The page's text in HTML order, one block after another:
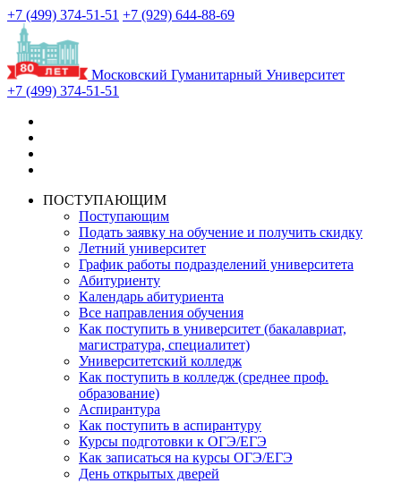
+7 (499) 374-51-51 +7 (929) 644-88-69
Московский Гуманитарный Университет
+7 (499) 374-51-51
ПОСТУПАЮЩИМ
Поступающим
Подать заявку на обучение и получить скидку
Летний университет
График работы подразделений университета
Абитуриенту
Календарь абитуриента
Все направления обучения
Как поступить в университет (бакалавриат,
магистратура, специалитет)
Университетский колледж
Как поступить в колледж (среднее проф.
образование)
Аспирантура
Как поступить в аспирантуру
Курсы подготовки к ОГЭ/ЕГЭ
Как записаться на курсы ОГЭ/ЕГЭ
День открытых дверей